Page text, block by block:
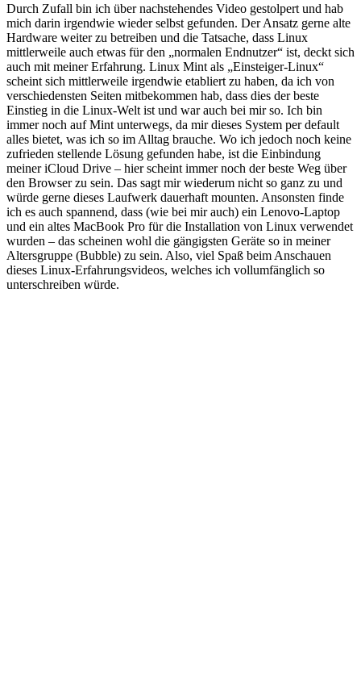
Durch Zufall bin ich über nachstehendes Video gestolpert und hab
mich darin irgendwie wieder selbst gefunden. Der Ansatz gerne alte
Hardware weiter zu betreiben und die Tatsache, dass Linux
mittlerweile auch etwas für den „normalen Endnutzer“ ist, deckt sich
auch mit meiner Erfahrung. Linux Mint als „Einsteiger-Linux“
scheint sich mittlerweile irgendwie etabliert zu haben, da ich von
verschiedensten Seiten mitbekommen hab, dass dies der beste
Einstieg in die Linux-Welt ist und war auch bei mir so. Ich bin
immer noch auf Mint unterwegs, da mir dieses System per default
alles bietet, was ich so im Alltag brauche. Wo ich jedoch noch keine
zufrieden stellende Lösung gefunden habe, ist die Einbindung
meiner iCloud Drive – hier scheint immer noch der beste Weg über
den Browser zu sein. Das sagt mir wiederum nicht so ganz zu und
würde gerne dieses Laufwerk dauerhaft mounten. Ansonsten finde
ich es auch spannend, dass (wie bei mir auch) ein Lenovo-Laptop
und ein altes MacBook Pro für die Installation von Linux verwendet
wurden – das scheinen wohl die gängigsten Geräte so in meiner
Altersgruppe (Bubble) zu sein. Also, viel Spaß beim Anschauen
dieses Linux-Erfahrungsvideos, welches ich vollumfänglich so
unterschreiben würde.